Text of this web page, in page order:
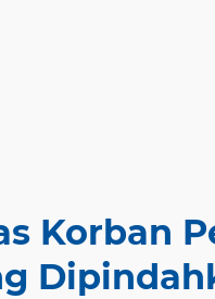
Korban